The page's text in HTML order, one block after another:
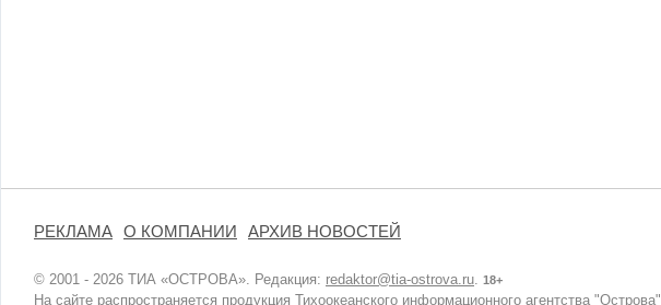
РЕКЛАМА О КОМПАНИИ АРХИВ НОВОСТЕЙ
© 2001 - 2026 ТИА «ОСТРОВА». Редакция: redaktor@tia-ostrova.ru 18+
На сайте распространяется продукция Тихоокеанского информационного агентства "Острова".